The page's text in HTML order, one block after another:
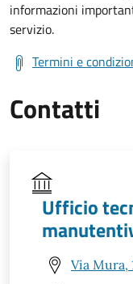
informazioni
servizio.
Termini e
Contatti
Ufficio
Via Mura,